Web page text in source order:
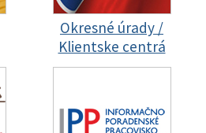
Okresné úrady /
Klientske centrá